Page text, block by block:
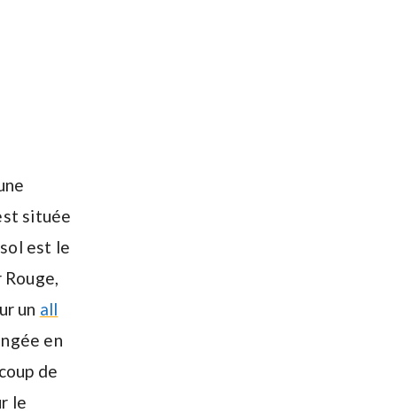
située
est le
un all
en
de
le